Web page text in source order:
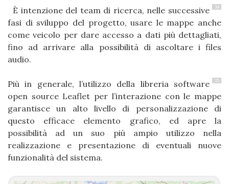
34
È intenzione del team di ricerca, nelle successive
fasi di sviluppo del progetto, usare le mappe anche
come veicolo per dare accesso a dati più dettagliati,
fino ad arrivare alla possibilità di ascoltare i files
audio.
35
Più in generale, l’utilizzo della libreria software
open source Leaflet per l’interazione con le mappe
garantisce un alto livello di personalizzazione di
questo efficace elemento grafico, ed apre la
possibilità ad un suo più ampio utilizzo nella
realizzazione e presentazione di eventuali nuove
funzionalità del sistema.